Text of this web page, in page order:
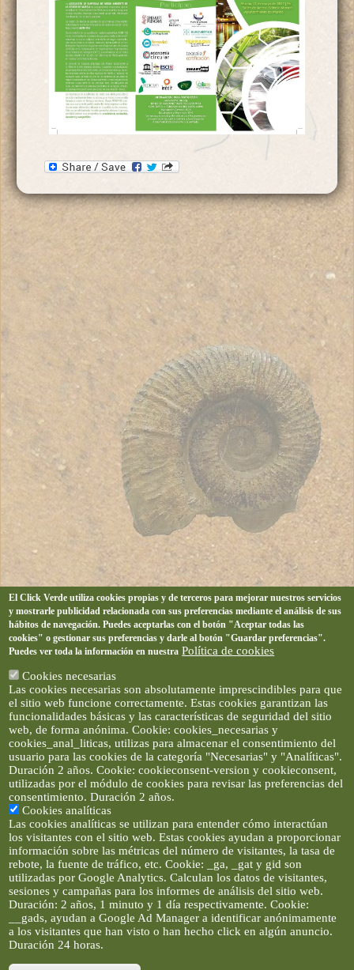
El Click Verde utiliza cookies propias y de terceros para mejorar nuestros servicios
y mostrarle publicidad relacionada con sus preferencias mediante el análisis de sus
hábitos de navegación. Puedes aceptarlas con el botón "Aceptar todas las
cookies" o gestionar sus preferencias y darle al botón "Guardar preferencias".
Puedes ver toda la información en nuestra Política de cookies
Cookies necesarias
Las cookies necesarias son absolutamente imprescindibles para que
el sitio web funcione correctamente. Estas cookies garantizan las
funcionalidades básicas y las características de seguridad del sitio
web, de forma anónima. Cookie: cookies_necesarias y
cookies_anal_liticas, utilizas para almacenar el consentimiento del
usuario para las cookies de la categoría "Necesarias" y "Analíticas".
Duración 2 años. Cookie: cookieconsent-version y cookieconsent,
utilizadas por el módulo de cookies para revisar las preferencias del
consentimiento. Duración 2 años.
Cookies analíticas
Las cookies analíticas se utilizan para entender cómo interactúan
los visitantes con el sitio web. Estas cookies ayudan a proporcionar
información sobre las métricas del número de visitantes, la tasa de
rebote, la fuente de tráfico, etc. Cookie: _ga, _gat y gid son
utilizadas por Google Analytics. Calculan los datos de visitantes,
sesiones y campañas para los informes de análisis del sitio web.
Duración: 2 años, 1 minuto y 1 día respectivamente. Cookie:
__gads, ayudan a Google Ad Manager a identificar anónimamente
a los visitantes que han visto o han hecho click en algún anuncio.
Duración 24 horas.